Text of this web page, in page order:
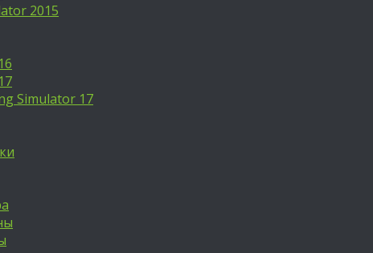
2015
Simulator 17